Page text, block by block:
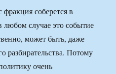
соберется в
любом случае это событие
может быть, даже
разбирательства. Потому
очень